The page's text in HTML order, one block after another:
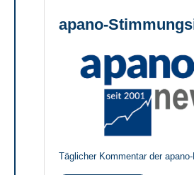
apano-
Täglicher Kommentar der